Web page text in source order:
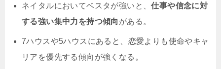
ネイタルにおいてベスタが強いと、仕事や信念に対
する強い集中力を持つ傾向 がある。
7ハウスや5ハウスにあると、恋愛よりも使命やキャ
リアを優先する傾向が強くなる。